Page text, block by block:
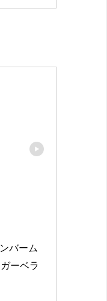
バーム
ーベラ